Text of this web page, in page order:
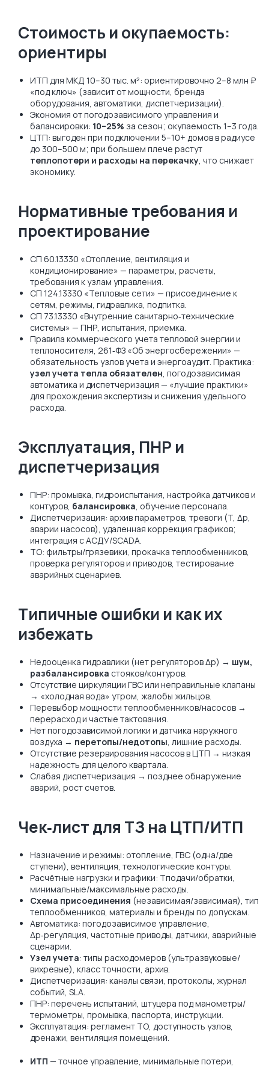
Стоимость и окупаемость:
ориентиры
ИТП для МКД 10–30 тыс. м²: ориентировочно 2–8 млн ₽
«под ключ» (зависит от мощности, бренда
оборудования, автоматики, диспетчеризации).
Экономия от погодозависимого управления и
балансировки: 10–25% за сезон; окупаемость 1–3 года.
ЦТП: выгоден при подключении 5–10+ домов в радиусе
до 300–500 м; при большем плече растут
теплопотери и расходы на перекачку, что снижает
экономику.
Нормативные требования и
проектирование
СП 60.13330 «Отопление, вентиляция и
кондиционирование» — параметры, расчеты,
требования к узлам управления.
СП 124.13330 «Тепловые сети» — присоединение к
сетям, режимы, гидравлика, подпитка.
СП 73.13330 «Внутренние санитарно‑технические
системы» — ПНР, испытания, приемка.
Правила коммерческого учета тепловой энергии и
теплоносителя, 261‑ФЗ «Об энергосбережении» —
обязательность узлов учета и энергоаудит. Практика:
узел учета тепла обязателен, погодозависимая
автоматика и диспетчеризация — «лучшие практики»
для прохождения экспертизы и снижения удельного
расхода.
Эксплуатация, ПНР и
диспетчеризация
ПНР: промывка, гидроиспытания, настройка датчиков и
контуров, балансировка, обучение персонала.
Диспетчеризация: архив параметров, тревоги (T, Δp,
аварии насосов), удаленная коррекция графиков;
интеграция с АСДУ/SCADA.
ТО: фильтры/грязевики, прокачка теплообменников,
проверка регуляторов и приводов, тестирование
аварийных сценариев.
Типичные ошибки и как их
избежать
Недооценка гидравлики (нет регуляторов Δp) → шум,
разбалансировка стояков/контуров.
Отсутствие циркуляции ГВС или неправильные клапаны
→ «холодная вода» утром, жалобы жильцов.
Перевыбор мощности теплообменников/насосов →
перерасход и частые тактования.
Нет погодозависимой логики и датчика наружного
воздуха → перетопы/недотопы, лишние расходы.
Отсутствие резервирования насосов в ЦТП → низкая
надежность для целого квартала.
Слабая диспетчеризация → позднее обнаружение
аварий, рост счетов.
Чек‑лист для ТЗ на ЦТП/ИТП
Назначение и режимы: отопление, ГВС (одна/две
ступени), вентиляция, технологические контуры.
Расчётные нагрузки и графики: Tподачи/обратки,
минимальные/максимальные расходы.
Схема присоединения (независимая/зависимая), тип
теплообменников, материалы и бренды по допускам.
Автоматика: погодозависимое управление,
Δp‑регуляция, частотные приводы, датчики, аварийные
сценарии.
Узел учета: типы расходомеров (ультразвуковые/
вихревые), класс точности, архив.
Диспетчеризация: каналы связи, протоколы, журнал
событий, SLA.
ПНР: перечень испытаний, штуцера под манометры/
термометры, промывка, паспорта, инструкции.
Эксплуатация: регламент ТО, доступность узлов,
дренажи, вентиляция помещений.
ИТП — точное управление, минимальные потери,